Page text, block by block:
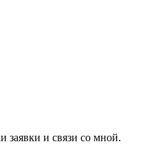
и связи со мной.